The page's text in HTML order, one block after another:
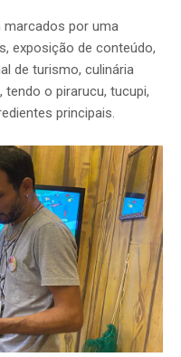
por uma
exposição de conteúdo,
de turismo, culinária
o pirarucu, tucupi,
principais.